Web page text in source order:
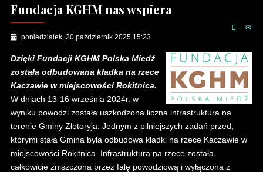
Fundacja KGHM nas wspiera
poniedziałek, 20 październik 2025 15:23
Dzięki Fundacji KGHM Polska Miedź
została odbudowana kładka na rzece
Kaczawie w miejscowości Rokitnica.
W dniach 13-16 września 2024r. w
wyniku powodzi została uszkodzona liczna infrastruktura na
terenie Gminy Złotoryja. Jednym z pilniejszych zadań przed,
którymi stała Gmina była odbudowa kładki na rzece Kaczawie w
miejscowości Rokitnica. Infrastruktura na rzece została
całkowicie zniszczona przez falę powodziową i wyłączona z